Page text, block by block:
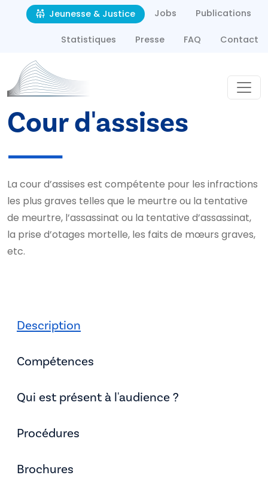
Aller au contenu principal
Second navigation
Jeunesse & Justice Jobs Publications
Statistiques Presse FAQ Contact
Cour d'assises
La cour d’assises est compétente pour les infractions
les plus graves telles que le meurtre ou la tentative
de meurtre, l’assassinat ou la tentative d’assassinat,
la prise d’otages mortelle, les faits de mœurs graves,
etc.
Description
Compétences
Qui est présent à l'audience ?
Procédures
Brochures